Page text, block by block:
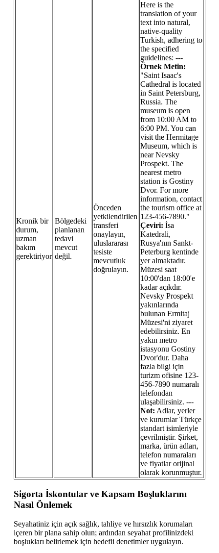
Kronik bir
durum,
uzman
bakım
gerektiriyor
Bölgedeki
planlanan
tedavi
mevcut
değil.
Önceden
yetkilendirilen
transferi
onaylayın,
uluslararası
tesiste
mevcutluk
doğrulayın.
Here is the
translation of your
text into natural,
native-quality
Turkish, adhering to
the specified
guidelines: ---
Örnek Metin:
"Saint Isaac's
Cathedral is located
in Saint Petersburg,
Russia. The
museum is open
from 10:00 AM to
6:00 PM. You can
visit the Hermitage
Museum, which is
near Nevsky
Prospekt. The
nearest metro
station is Gostiny
Dvor. For more
information, contact
the tourism office at
123-456-7890."
Çeviri: İsa
Katedrali,
Rusya'nın Sankt-
Peterburg kentinde
yer almaktadır.
Müzesi saat
10:00'dan 18:00'e
kadar açıkdır.
Nevsky Prospekt
yakınlarında
bulunan Ermitaj
Müzesi'ni ziyaret
edebilirsiniz. En
yakın metro
istasyonu Gostiny
Dvor'dur. Daha
fazla bilgi için
turizm ofisine 123-
456-7890 numaralı
telefondan
ulaşabilirsiniz. ---
Not: Adlar, yerler
ve kurumlar Türkçe
standart isimleriyle
çevrilmiştir. Şirket,
marka, ürün adları,
telefon numaraları
ve fiyatlar orijinal
olarak korunmuştur.
Sigorta İskontular ve Kapsam Boşluklarını
Nasıl Önlemek
Seyahatiniz için açık sağlık, tahliye ve hırsızlık korumaları
içeren bir plana sahip olun; ardından seyahat profilinizdeki
boşlukları belirlemek için hedefli denetimler uygulayın.